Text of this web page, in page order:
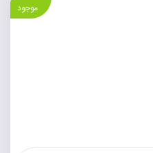
موجود